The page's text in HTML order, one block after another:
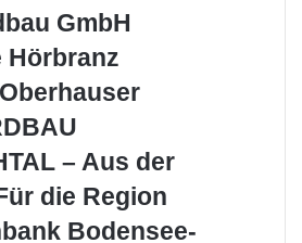
GmbH
Hörbranz
– Aus der
die Region
Bodensee-